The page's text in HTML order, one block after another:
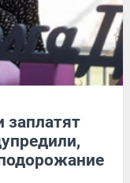
заплатят